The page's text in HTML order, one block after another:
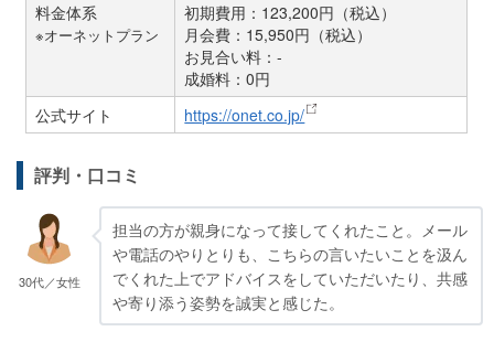
料金体系
※オーネットプラン
初期費用：123,200円（税込）
月会費：15,950円（税込）
お見合い料：-
成婚料：0円
公式サイト
https://onet.co.jp/
評判・口コミ
30代／女性
担当の方が親身になって接してくれたこと。メール
や電話のやりとりも、こちらの言いたいことを汲ん
でくれた上でアドバイスをしていただいたり、共感
や寄り添う姿勢を誠実と感じた。